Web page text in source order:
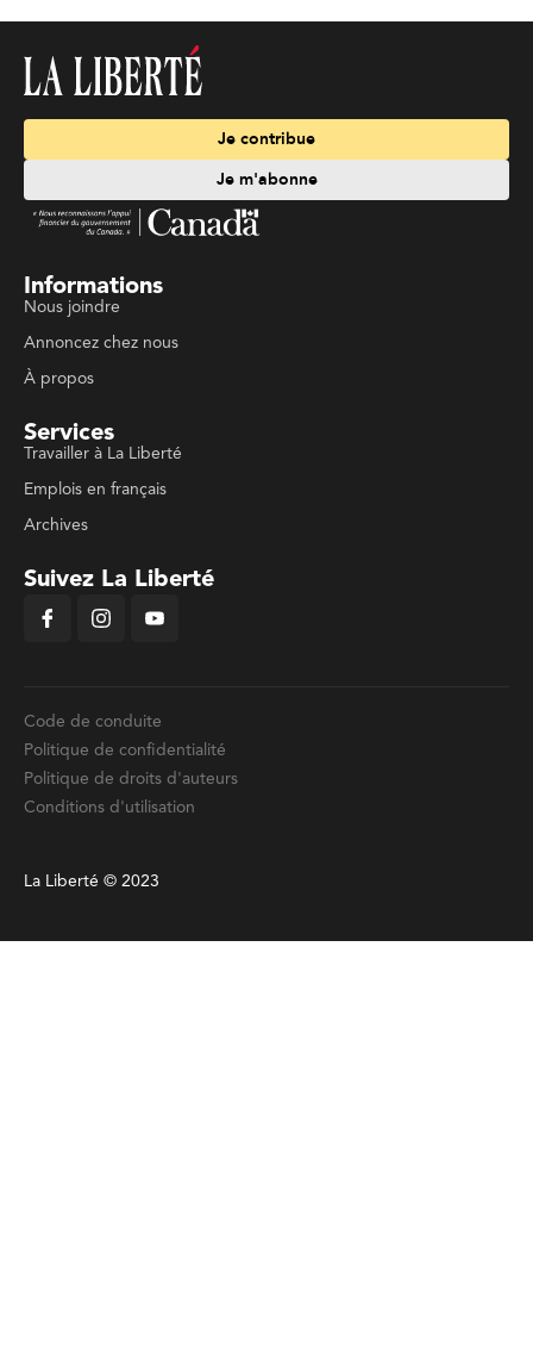
Je contribue
Je m'abonne
Informations
Nous joindre
Annoncez chez nous
À propos
Services
Travailler à La Liberté
Emplois en français
Archives
Suivez La Liberté
Code de conduite
Politique de confidentialité
Politique de droits d'auteurs
Conditions d'utilisation
La Liberté © 2023